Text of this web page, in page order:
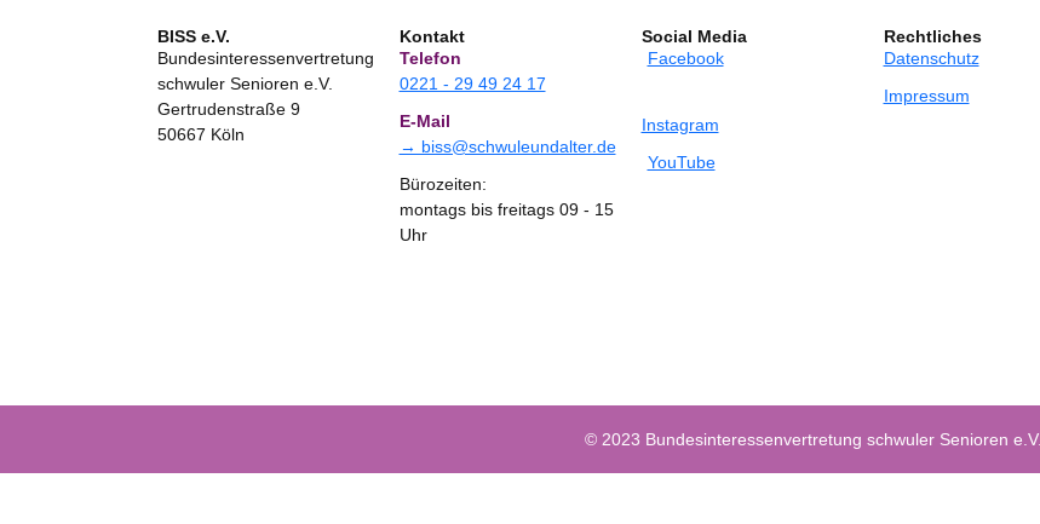
BISS e.V.
Bundesinteressenvertretung
schwuler Senioren e.V.
Gertrudenstraße 9
50667 Köln
Kontakt
Telefon
0221 - 29 49 24 17
E-Mail
→ biss@schwuleundalter.de
Bürozeiten:
montags bis freitags 09 - 15
Uhr
Social Media
Facebook
Instagram
YouTube
Rechtliches
Datenschutz
Impressum
© 2023 Bundesinteressenvertretung schwuler Senioren e.V.